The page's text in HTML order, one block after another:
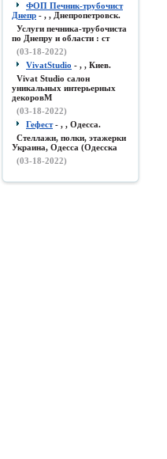
ФОП Печник-трубочист
Днепр - , , Днепропетровск.
Услуги печника-трубочиста
по Днепру и области : ст
(03-18-2022)
VivatStudio - , , Киев.
Vivat Studio салон
уникальных интерьерных
декоровМ
(03-18-2022)
Гефест- , , Одесса.
Стеллажи, полки, этажерки
Украина, Одесса (Одесска
(03-18-2022)